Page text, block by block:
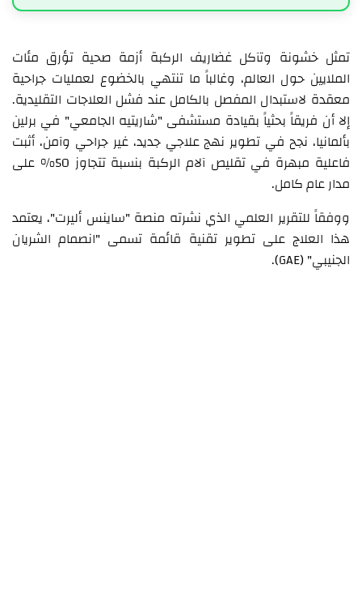
تمثل خشونة وتآكل غضاريف الركبة أزمة صحية تؤرق مئات
الملايين حول العالم، وغالباً ما تنتهي بالخضوع لعمليات جراحية
معقدة لاستبدال المفصل بالكامل عند فشل العلاجات التقليدية.
إلا أن فريقاً بحثياً بقيادة مستشفى "شاريتيه الجامعي" في برلين
بألمانيا، نجح في تطوير نهج علاجي جديد، غير جراحي وآمن، أثبت
فاعلية مبهرة في تقليص آلام الركبة بنسبة تتجاوز 50% على
مدار عام كامل.
ووفقاً للتقرير العلمي الذي نشرته منصة "ساينس أليرت"، يعتمد
هذا العلاج على تطوير تقنية قائمة تسمى "انصمام الشريان
الجنيبي" (GAE).